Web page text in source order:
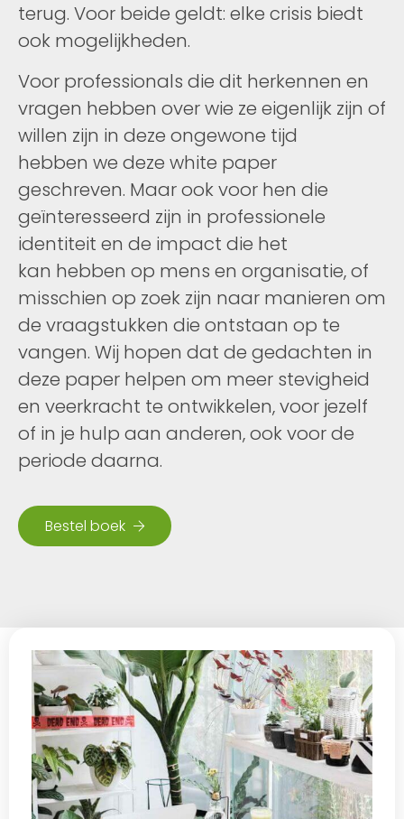
terug. Voor beide geldt: elke crisis biedt
ook mogelijkheden.
Voor professionals die dit herkennen en
vragen hebben over wie ze eigenlijk zijn of
willen zijn in deze ongewone tijd
hebben we deze white paper
geschreven. Maar ook voor hen die
geïnteresseerd zijn in professionele
identiteit en de impact die het
kan hebben op mens en organisatie, of
misschien op zoek zijn naar manieren om
de vraagstukken die ontstaan op te
vangen. Wij hopen dat de gedachten in
deze paper helpen om meer stevigheid
en veerkracht te ontwikkelen, voor jezelf
of in je hulp aan anderen, ook voor de
periode daarna.
Bestel boek